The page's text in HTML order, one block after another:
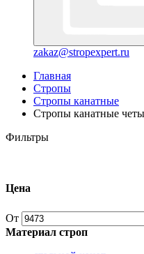
zakaz@stropexpert.ru
Главная
Стропы
Стропы канатные
Стропы канатные
Фильтры
Цена
От
Материал строп